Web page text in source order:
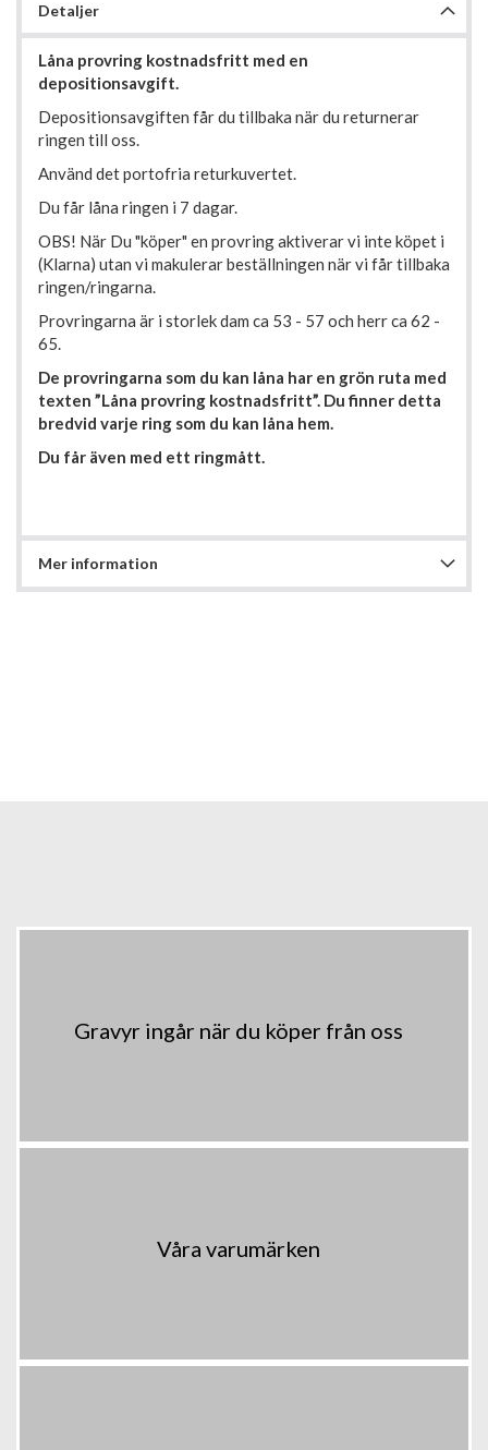
Detaljer
Låna provring kostnadsfritt med en
depositionsavgift.
Depositionsavgiften får du tillbaka när du returnerar
ringen till oss.
Använd det portofria returkuvertet.
Du får låna ringen i 7 dagar.
OBS! När Du "köper" en provring aktiverar vi inte köpet i
(Klarna) utan vi makulerar beställningen när vi får tillbaka
ringen/ringarna.
Provringarna är i storlek dam ca 53 - 57 och herr ca 62 -
65.
De provringarna som du kan låna har en grön ruta med
texten ”Låna provring kostnadsfritt”. Du finner detta
bredvid varje ring som du kan låna hem.
Du får även med ett ringmått.
Mer information
Gravyr ingår när du köper från oss
Våra varumärken